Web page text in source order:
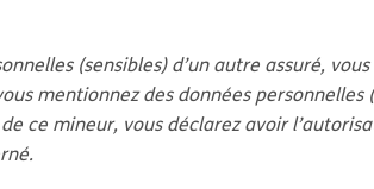
(sensibles) d’un autre assuré,
mentionnez des données
ce mineur, vous déclarez avoir